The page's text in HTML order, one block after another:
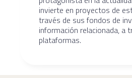
invierte en proyectos de
través de sus fondos de
información relacionada, a
plataformas.